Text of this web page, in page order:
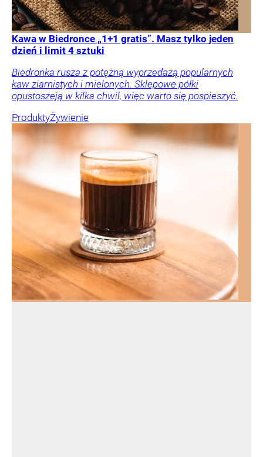
Kawa w Biedronce „1+1 gratis”. Masz tylko jeden
dzień i limit 4 sztuki
Biedronka rusza z potężną wyprzedażą popularnych
kaw ziarnistych i mielonych. Sklepowe półki
opustoszeją w kilka chwil, więc warto się pospieszyć.
ProduktyŻywienie